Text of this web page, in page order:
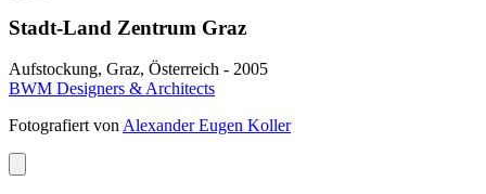
Stadt-Land Zentrum Graz
Aufstockung, Graz, Österreich - 2005
BWM Designers & Architects
Fotografiert vonAlexander Eugen Koller